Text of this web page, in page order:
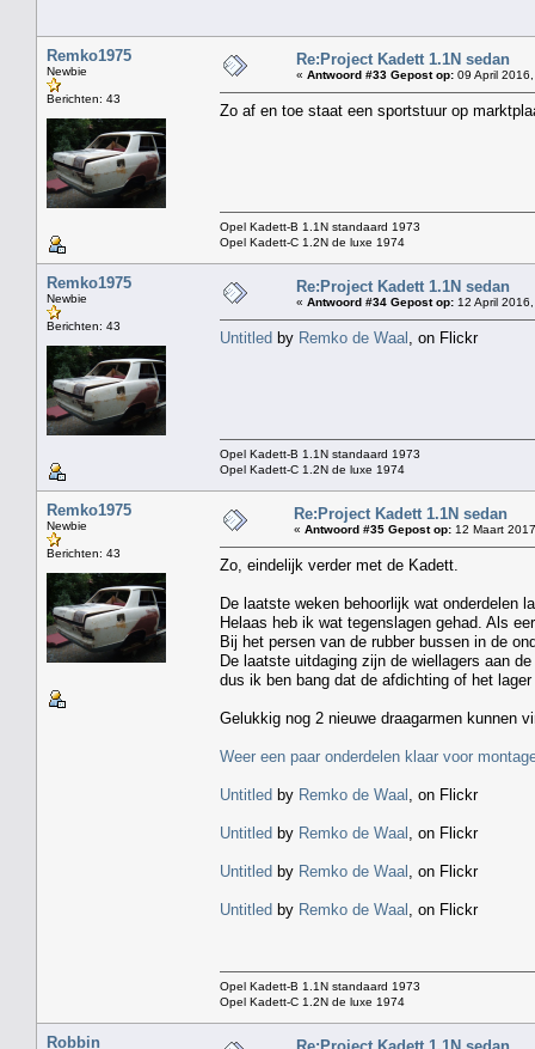
Remko1975
Newbie
Berichten: 43
Re:Project Kadett 1.1N sedan
« Antwoord #33 Gepost op: 09 April
Zo af en toe staat een sportstuur op
Opel Kadett-B 1.1N standaard 1973
Opel Kadett-C 1.2N de luxe 1974
Remko1975
Newbie
Berichten: 43
Re:Project Kadett 1.1N sedan
« Antwoord #34 Gepost op: 12 April
Untitled by Remko de Waal , on Flickr
Opel Kadett-B 1.1N standaard 1973
Opel Kadett-C 1.2N de luxe 1974
Remko1975
Newbie
Berichten: 43
Re:Project Kadett 1.1N sedan
« Antwoord #35 Gepost op: 12 Maart
Zo, eindelijk verder met de Kadett.
De laatste weken behoorlijk wat onderdelen
Helaas heb ik wat tegenslagen gehad. Als
Bij het persen van de rubber bussen in de
De laatste uitdaging zijn de wiellagers aan
dus ik ben bang dat de afdichting of het
Gelukkig nog 2 nieuwe draagarmen kunnen
Weer een paar onderdelen klaar voor
Untitled by Remko de Waal , on Flickr
Untitled by Remko de Waal , on Flickr
Untitled by Remko de Waal , on Flickr
Untitled by Remko de Waal , on Flickr
Opel Kadett-B 1.1N standaard 1973
Opel Kadett-C 1.2N de luxe 1974
Robbin